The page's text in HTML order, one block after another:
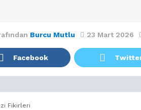
Burcu Mutlu 23 Mart 2026
Facebook
Fikirleri